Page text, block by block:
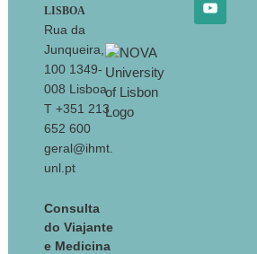
LISBOA
Rua da
Junqueira,
100 1349-
008 Lisboa
T +351 213
652 600
geral@ihmt.
unl.pt
Consulta
do Viajante
e Medicina